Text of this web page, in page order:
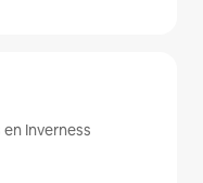
Inverness